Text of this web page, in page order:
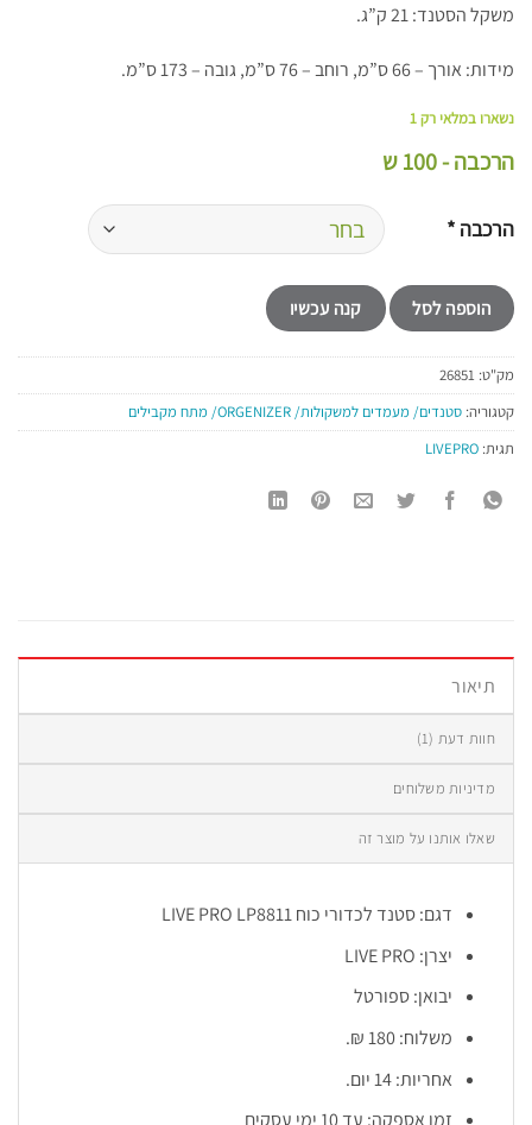
משקל הסטנד: 21 ק”ג.
מידות: אורך – 66 ס”מ, רוחב – 76 ס”מ, גובה – 173 ס”מ.
נשארו במלאי רק 1
הרכבה - 100 ש
הרכבה *
הוספה לסל קנה עכשיו
מק"ט: 26851
קטגוריה: סטנדים/ מעמדים למשקולות/ ORGENIZER/ מתח מקבילים
תגית: LIVEPRO
תיאור
חוות דעת (1)
מדיניות משלוחים
שאלו אותנו על מוצר זה
דגם: סטנד לכדורי כוח LIVE PRO LP8811
יצרן: LIVE PRO
יבואן: ספורטל
משלוח: 180 ₪.
אחריות: 14 יום.
זמן אספקה: עד 10 ימי עסקים